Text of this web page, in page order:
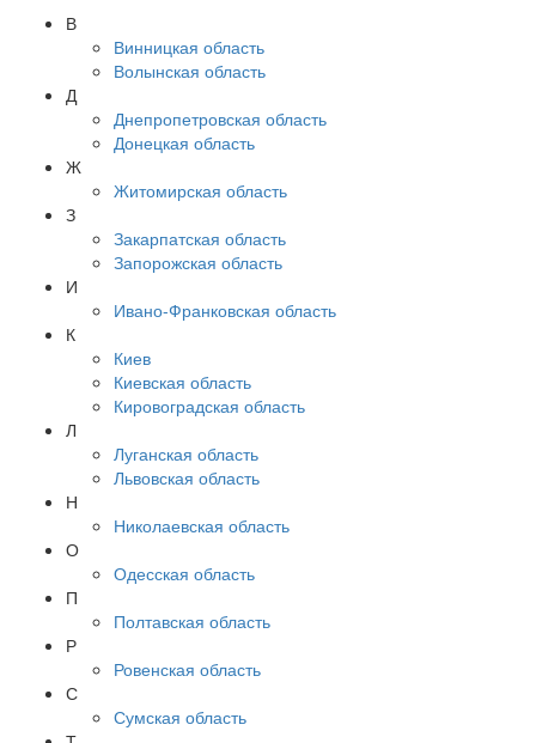
В
Винницкая область
Волынская область
Д
Днепропетровская область
Донецкая область
Ж
Житомирская область
З
Закарпатская область
Запорожская область
И
Ивано-Франковская область
К
Киев
Киевская область
Кировоградская область
Л
Луганская область
Львовская область
Н
Николаевская область
О
Одесская область
П
Полтавская область
Р
Ровенская область
С
Сумская область